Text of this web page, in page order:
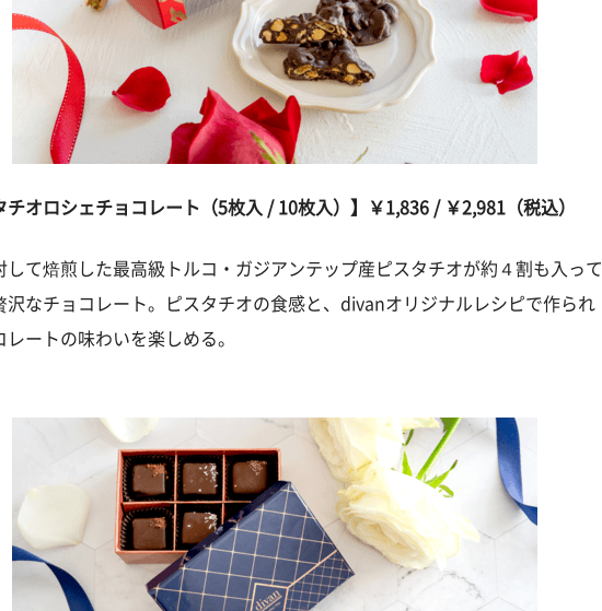
チオロシェチョコレート（5枚入 / 10枚入）】￥1,836 / ￥2,981（税込）
して焙煎した最高級トルコ・ガジアンテップ産ピスタチオが約４割も入って
沢なチョコレート。ピスタチオの食感と、divanオリジナルレシピで作られ
レートの味わいを楽しめる。